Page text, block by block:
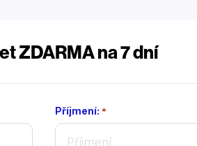
ZDARMA na 7 dní
Příjmení: *